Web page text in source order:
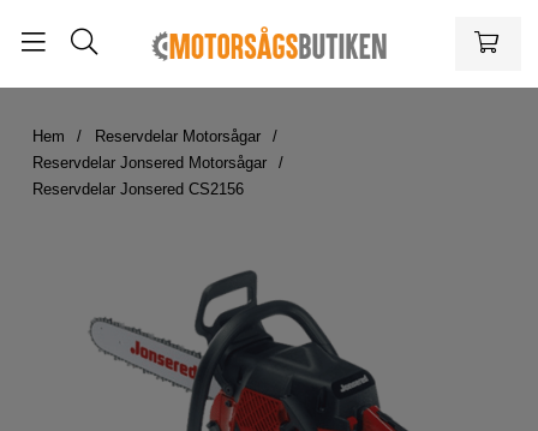
Hem
Reservdelar Motorsågar
Reservdelar Jonsered Motorsågar
Reservdelar Jonsered CS2156